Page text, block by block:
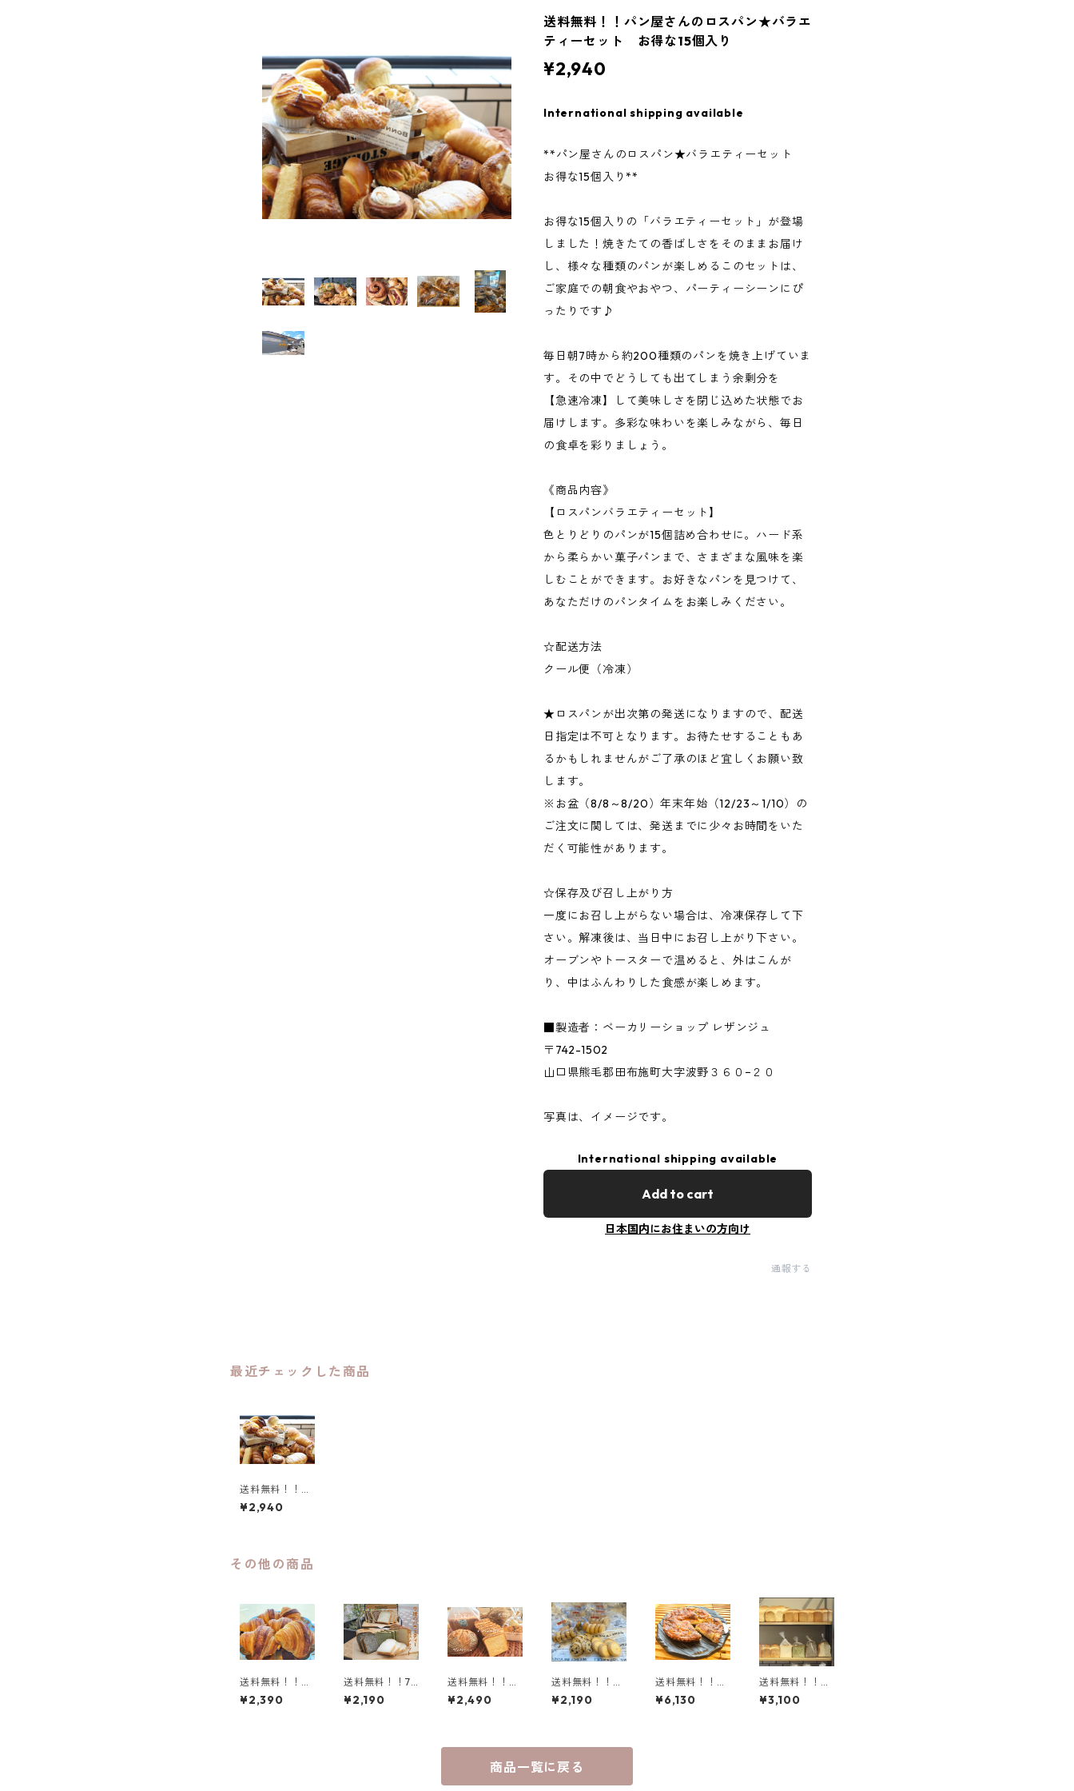
送料無料！！パン屋さんのロスパン★バラエ
ティーセット お得な15個入り
¥2,940
International shipping available
**パン屋さんのロスパン★バラエティーセット
お得な15個入り**
お得な15個入りの「バラエティーセット」が登場
しました！焼きたての香ばしさをそのままお届け
し、様々な種類のパンが楽しめるこのセットは、
ご家庭での朝食やおやつ、パーティーシーンにぴ
ったりです♪
毎日朝7時から約200種類のパンを焼き上げていま
す。その中でどうしても出てしまう余剰分を
【急速冷凍】して美味しさを閉じ込めた状態でお
届けします。多彩な味わいを楽しみながら、毎日
の食卓を彩りましょう。
《商品内容》
【ロスパンバラエティーセット】
色とりどりのパンが15個詰め合わせに。ハード系
から柔らかい菓子パンまで、さまざまな風味を楽
しむことができます。お好きなパンを見つけて、
あなただけのパンタイムをお楽しみください。
☆配送方法
クール便（冷凍）
★ロスパンが出次第の発送になりますので、配送
日指定は不可となります。お待たせすることもあ
るかもしれませんがご了承のほど宜しくお願い致
します。
※お盆（8/8～8/20）年末年始（12/23～1/10）の
ご注文に関しては、発送までに少々お時間をいた
だく可能性があります。
☆保存及び召し上がり方
一度にお召し上がらない場合は、冷凍保存して下
さい。解凍後は、当日中にお召し上がり下さい。
オーブンやトースターで温めると、外はこんが
り、中はふんわりした食感が楽しめます。
■製造者：ベーカリーショップ レザンジュ
〒742-1502
山口県熊毛郡田布施町大字波野３６０−２０
写真は、イメージです。
International shipping available
Add to cart
日本国内にお住まいの方向け
通報する
最近チェックした商品
送料無料！！パ
ン屋さんのロス
パン★バラエテ
¥2,940
その他の商品
送料無料！！大
人気！Pariっこ
クロワッサン
¥2,390
送料無料！！7
種類のバラエテ
ィー食パンセッ
¥2,190
送料無料！！天
使のラスクと山
口県産セット
¥2,490
送料無料！！山
口県産小麦粉の
ディアマンクッ
¥2,190
送料無料！！
手作りホールキ
ッシュ♪ お好
¥6,130
送料無料！！食
パン3種類+ショ
ップセレクト8
¥3,100
商品一覧に戻る